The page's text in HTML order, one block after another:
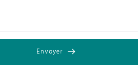
Envoyer